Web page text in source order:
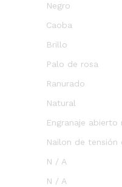
Negro
Caoba
Brillo
Palo de rosa
Ranurado
Natural
Engranaje
Nailon de tensión
N / A
N / A